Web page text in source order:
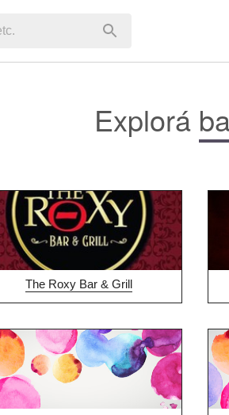
Explorá
The Roxy Bar & Grill